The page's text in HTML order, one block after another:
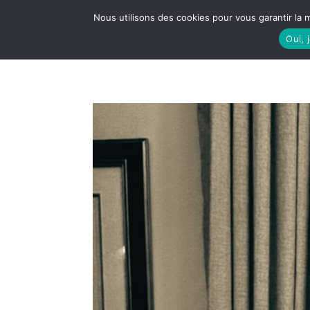
LE
Nous utilisons des cookies pour vous garantir
Oui,